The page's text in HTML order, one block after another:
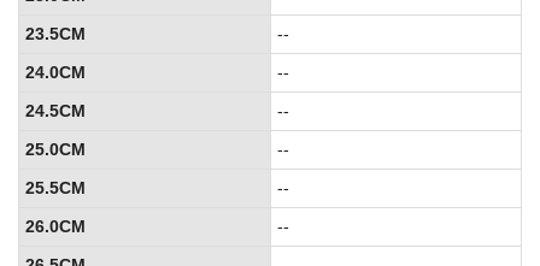
23.5CM
--
24.0CM
--
24.5CM
--
25.0CM
--
25.5CM
--
26.0CM
--